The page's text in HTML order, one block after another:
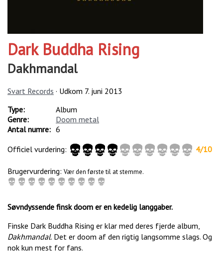
Dark Buddha Rising
Dakhmandal
Svart Records · Udkom 7. juni 2013
Type:
Album
Genre:
Doom metal
Antal numre: 6
Officiel vurdering:
4/10
Brugervurdering: Vær den første til at stemme.
Søvndyssende finsk doom er en kedelig langgaber.
Finske Dark Buddha Rising er klar med deres fjerde album,
Dakhmandal. Det er doom af den rigtig langsomme slags. Og
nok kun mest for fans.